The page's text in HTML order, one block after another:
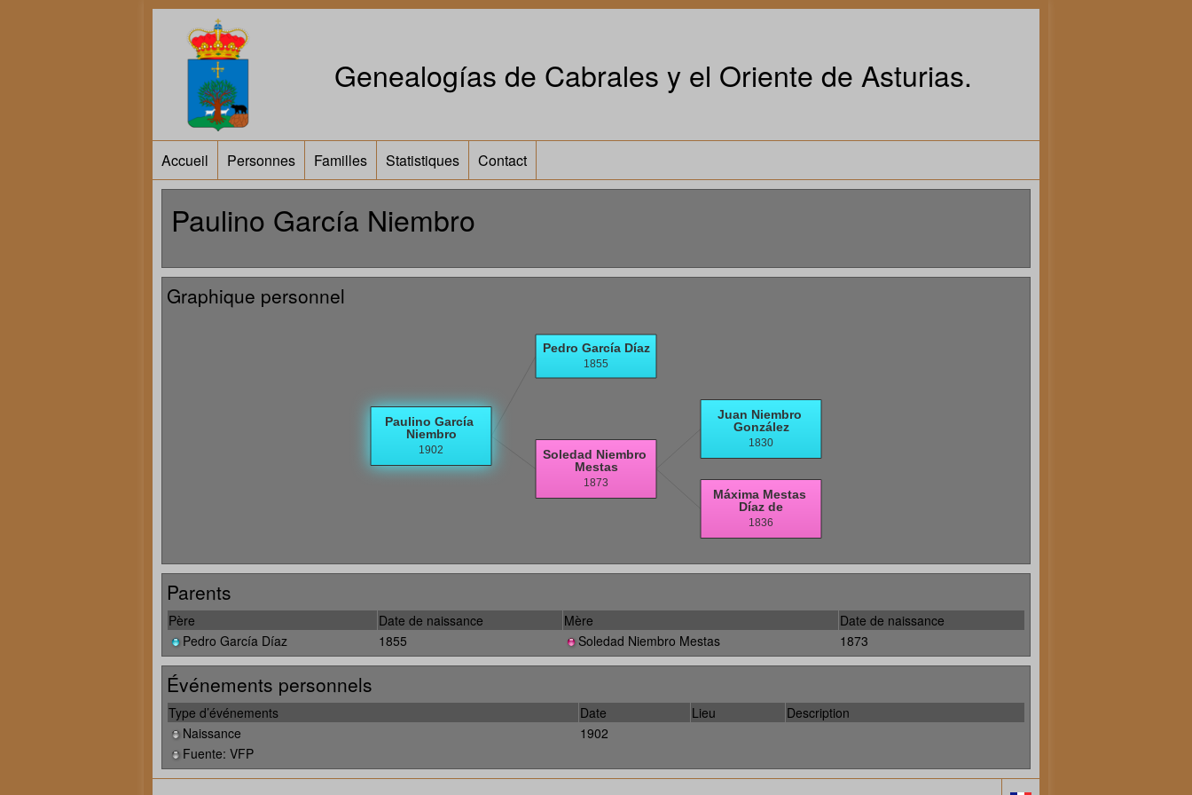
Genealogías de Cabrales y el Oriente de Asturias.
Accueil Personnes Familles Statistiques Contact
Paulino García Niembro
Graphique personnel
Parents
Père Date de naissance Mère
Date de naissance
Pedro García Díaz
1855 Soledad Niembro Mestas 1873
Événements personnels
Type d’événements Date Lieu
Description
Naissance
1902
Fuente: VFP